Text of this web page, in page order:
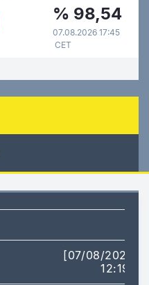
% 98,54
07.08.2026 17:45
CET
[07/08/2026
12:19]